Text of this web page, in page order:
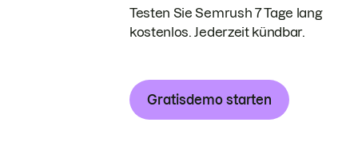
Testen Sie Semrush 7 Tage lang
kostenlos. Jederzeit kündbar.
Gratisdemo starten